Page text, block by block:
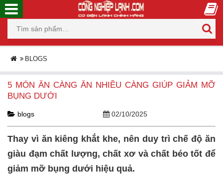
BLOGS
5 MÓN ĂN CÀNG ĂN NHIỀU CÀNG GIÚP GIẢM MỠ
BỤNG DƯỚI
blogs 02/10/2025
Thay vì ăn kiêng khắt khe, nên duy trì chế độ ăn
giàu đạm chất lượng, chất xơ và chất béo tốt để
giảm mỡ bụng dưới hiệu quả.